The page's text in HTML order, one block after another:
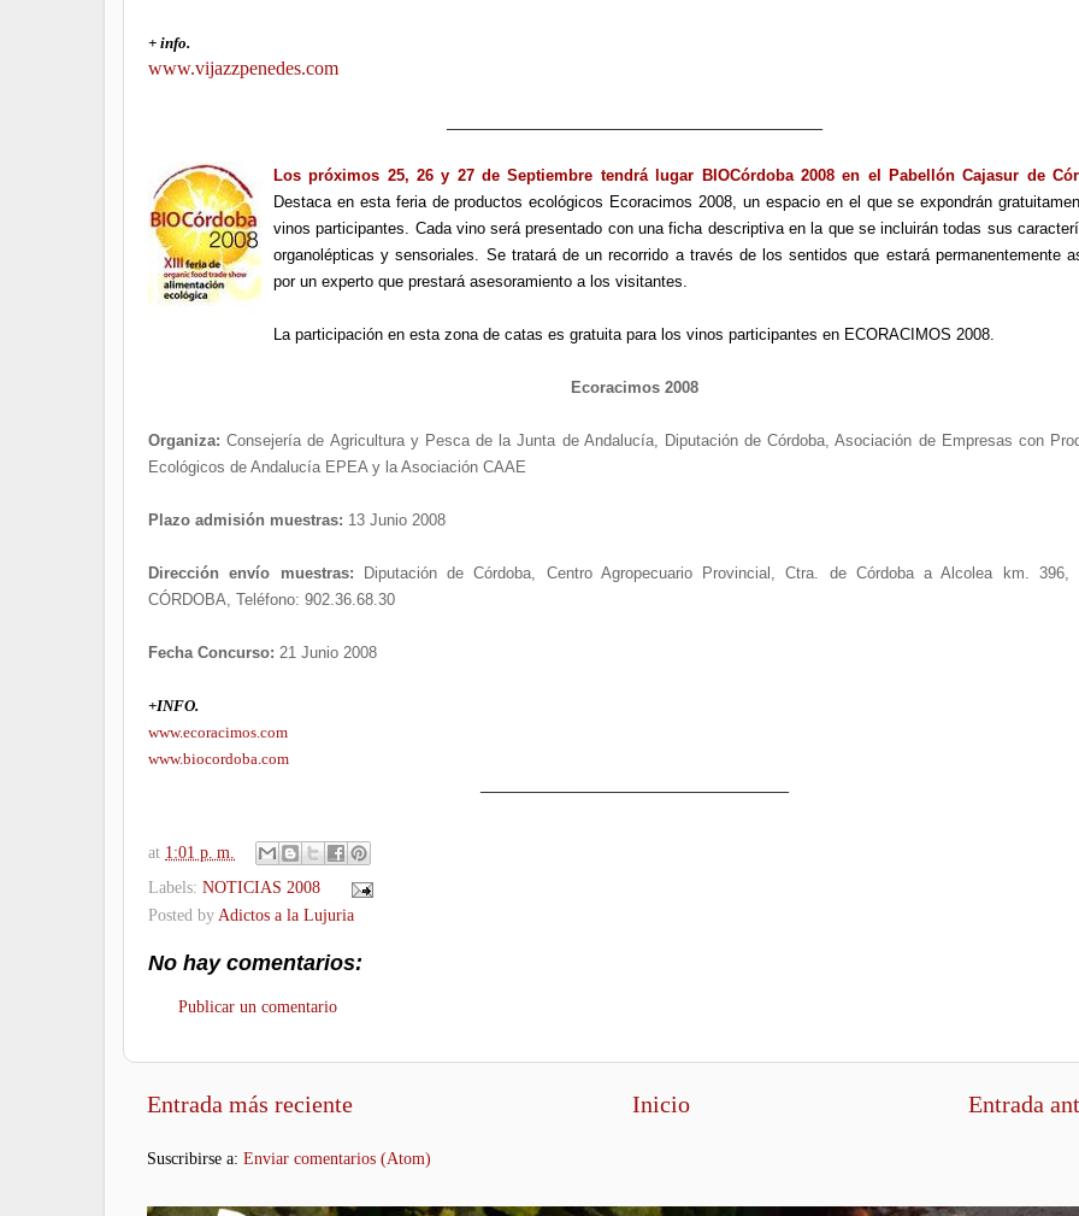
+ info.
www.vijazzpenedes.com
Los próximos 25, 26 y 27 de Septiembre tendrá lugar BIOCórdoba 2008 en el Pabellón Cajasur de
Destaca en esta feria de productos ecológicos Ecoracimos 2008, un espacio en el que se expondrán
vinos participantes. Cada vino será presentado con una ficha descriptiva en la que se incluirán todas sus
organolépticas y sensoriales. Se tratará de un recorrido a través de los sentidos que estará permanentemente
por un experto que prestará asesoramiento a los visitantes.
La participación en esta zona de catas es gratuita para los vinos participantes en ECORACIMOS 2008.
Ecoracimos 2008
Organiza:Consejería de Agricultura y Pesca de la Junta de Andalucía, Diputación de Córdoba, Asociación de Empresas con
Ecológicos de Andalucía EPEA y la Asociación CAAE
Plazo admisión muestras: 13 Junio 2008
Dirección envío muestras:
Diputación de Córdoba, Centro Agropecuario Provincial, Ctra. de Córdoba a Alcolea km. 396,
CÓRDOBA, Teléfono: 902.36.68.30
Fecha Concurso: 21 Junio 2008
+INFO.
www.ecoracimos.com
www.biocordoba.com
at 1:01 p. m.
Labels: NOTICIAS 2008
Posted byAdictos a la Lujuria
No hay comentarios:
Publicar un comentario
Entrada más reciente Entrada
Inicio
Suscribirse a: Enviar comentarios (Atom)